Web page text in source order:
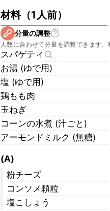
材料（1人前）
分量の調整
人数に合わせて分量を調整できます
スパゲティ
お湯 (ゆで用)
塩 (ゆで用)
鶏もも肉
玉ねぎ
コーンの水煮 (汁ごと)
アーモンドミルク (無糖)
(A)
粉チーズ
コンソメ顆粒
塩こしょう